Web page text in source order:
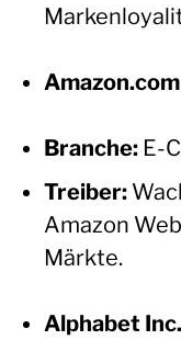
Branche: E-
Treiber:
Amazon
Märkte.
Alphabet